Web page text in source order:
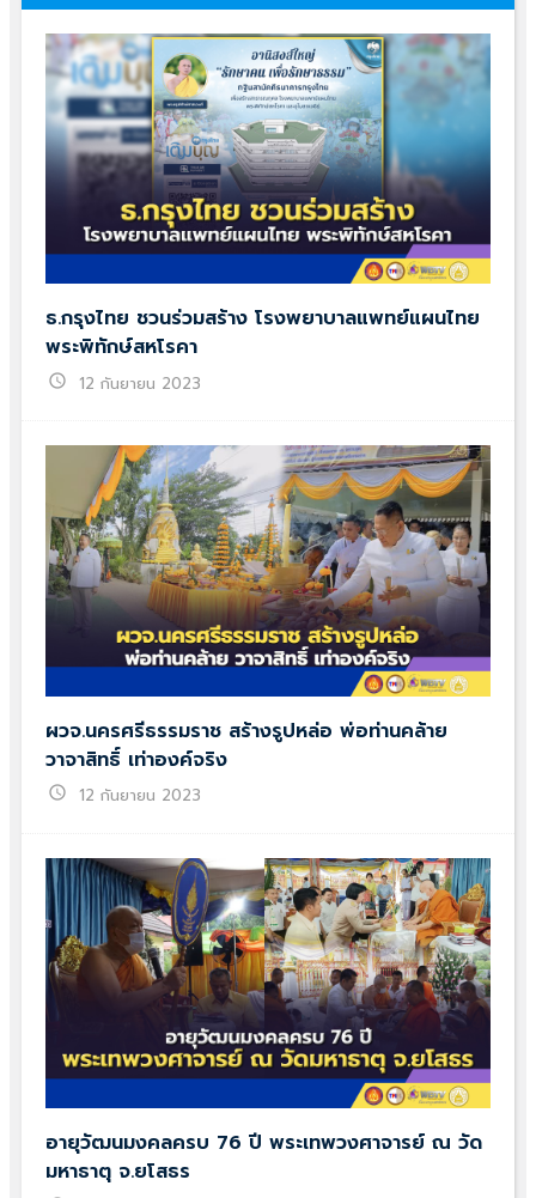
ธ.กรุงไทย ชวนร่วมสร้าง โรงพยาบาลแพทย์แผนไทย
พระพิทักษ์สหโรคา
schedule 12 กันยายน 2023
ผวจ.นครศรีธรรมราช สร้างรูปหล่อ พ่อท่านคล้าย
วาจาสิทธิ์ เท่าองค์จริง
schedule 12 กันยายน 2023
อายุวัฒนมงคลครบ 76 ปี พระเทพวงศาจารย์ ณ วัด
มหาธาตุ จ.ยโสธร